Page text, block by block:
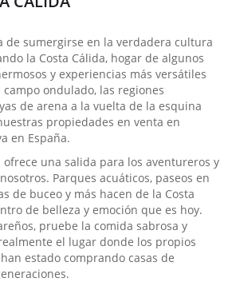
de sumergirse en la verdadera cultura
la Costa Cálida, hogar de algunos
y experiencias más versátiles
ondulado, las regiones
de arena a la vuelta de la esquina
propiedades en venta en
en España.
ofrece una salida para los aventureros y
Parques acuáticos, paseos en
de buceo y más hacen de la Costa
de belleza y emoción que es hoy.
pruebe la comida sabrosa y
el lugar donde los propios
estado comprando casas de